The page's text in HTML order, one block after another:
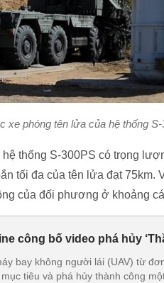
xe phóng tên lửa của hệ thống
thống S-300PS có trọng
tối đa của tên lửa đạt
của đối phương ở khoảng
công bố video phá hủy
bay không người lái (UAV) từ
tiêu và phá hủy thành công